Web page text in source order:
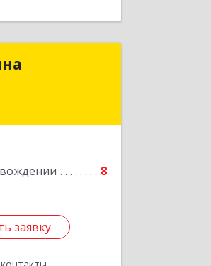
8
заявку
Дина
заявку